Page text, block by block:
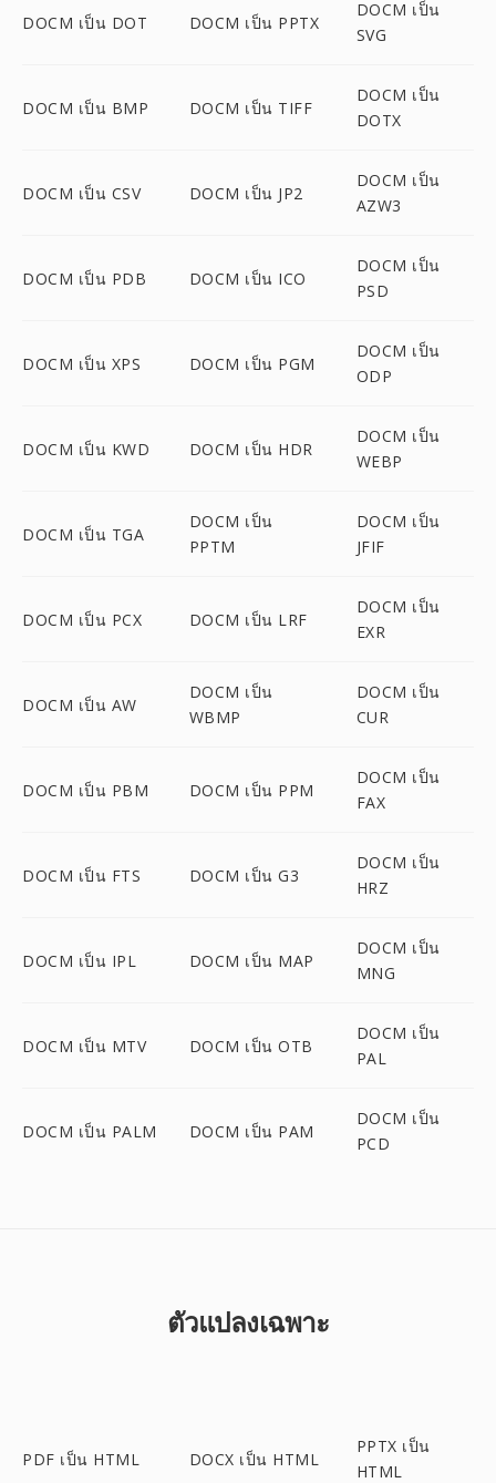
DOCM เป็น DOT DOCM เป็น PPTX
DOCM เป็น
SVG
DOCM เป็น BMP DOCM เป็น TIFF
DOCM เป็น
DOTX
DOCM เป็น CSV DOCM เป็น JP2
DOCM เป็น
AZW3
DOCM เป็น PDB DOCM เป็น ICO
DOCM เป็น
PSD
DOCM เป็น XPS DOCM เป็น PGM
DOCM เป็น
ODP
DOCM เป็น KWD DOCM เป็น HDR
DOCM เป็น
WEBP
DOCM เป็น TGA
DOCM เป็น
PPTM
DOCM เป็น
JFIF
DOCM เป็น PCX DOCM เป็น LRF
DOCM เป็น
EXR
DOCM เป็น AW
DOCM เป็น
WBMP
DOCM เป็น
CUR
DOCM เป็น PBM DOCM เป็น PPM
DOCM เป็น
FAX
DOCM เป็น FTS DOCM เป็น G3
DOCM เป็น
HRZ
DOCM เป็น IPL DOCM เป็น MAP
DOCM เป็น
MNG
DOCM เป็น MTV DOCM เป็น OTB
DOCM เป็น
PAL
DOCM เป็น PALM DOCM เป็น PAM
DOCM เป็น
PCD
ตัวแปลงเฉพาะ
PDF เป็น HTML DOCX เป็น HTML
PPTX เป็น
HTML